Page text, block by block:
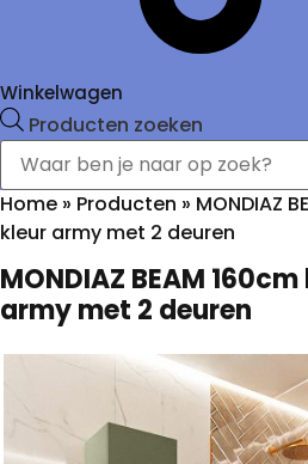
Winkelwagen
Producten zoeken
Home » Producten » MONDIAZ
kleur army met 2 deuren
MONDIAZ BEAM
army met 2 deuren